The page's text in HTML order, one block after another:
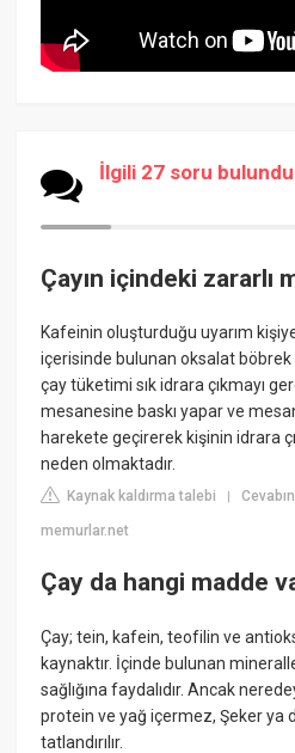
İlgili 27 soru bulundu
Çayın içindeki zararlı
Kafeinin oluşturduğu uyarım
içerisinde bulunan oksalat böbrek
çay tüketimi sık idrara çıkmayı
mesanesine baskı yapar ve
harekete geçirerek kişinin idrara
neden olmaktadır.
Kaynak kaldırma talebi |
memurlar.net
Çay da hangi madde
Çay; tein, kafein, teofilin ve
kaynaktır. İçinde bulunan
sağlığına faydalıdır. Ancak
protein ve yağ içermez, Şeker ya
tatlandırılır.